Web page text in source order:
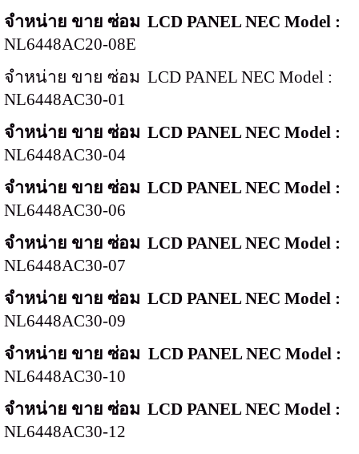
จำหน่าย ขาย ซ่อม LCD PANEL NEC Model :
NL6448AC20-08E
จำหน่าย ขาย ซ่อม LCD PANEL NEC Model :
NL6448AC30-01
จำหน่าย ขาย ซ่อม LCD PANEL NEC Model :
NL6448AC30-04
จำหน่าย ขาย ซ่อม LCD PANEL NEC Model :
NL6448AC30-06
จำหน่าย ขาย ซ่อม LCD PANEL NEC Model :
NL6448AC30-07
จำหน่าย ขาย ซ่อม LCD PANEL NEC Model :
NL6448AC30-09
จำหน่าย ขาย ซ่อม LCD PANEL NEC Model :
NL6448AC30-10
จำหน่าย ขาย ซ่อม LCD PANEL NEC Model :
NL6448AC30-12